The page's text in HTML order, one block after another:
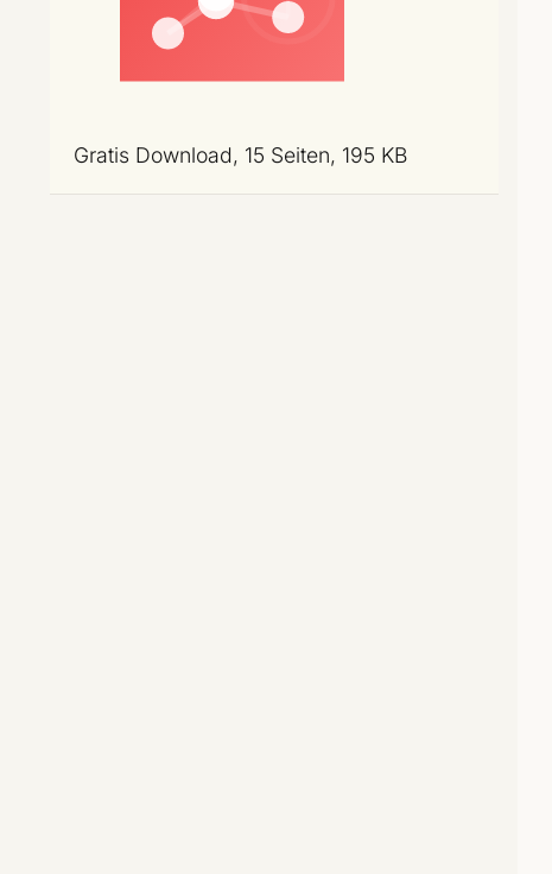
Gratis Download, 15 Seiten, 195 KB